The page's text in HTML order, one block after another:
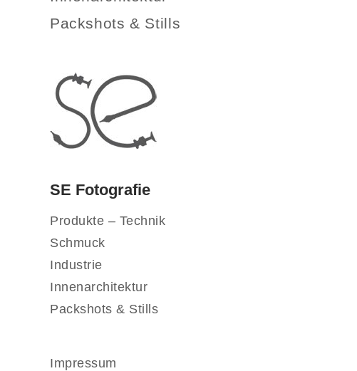
Packshots & Stills
SE Fotografie
Produkte – Technik
Schmuck
Industrie
Innenarchitektur
Packshots & Stills
Impressum